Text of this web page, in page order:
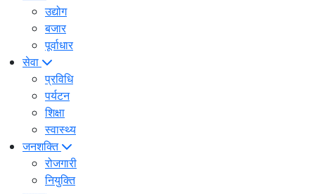
उद्योग
बजार
पूर्वाधार
सेवा
प्रविधि
पर्यटन
शिक्षा
स्वास्थ्य
जनशक्ति
रोजगारी
नियुक्ति